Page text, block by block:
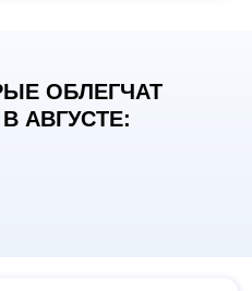
ОБЛЕГЧАТ
АВГУСТЕ: